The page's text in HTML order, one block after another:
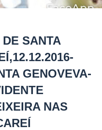
SANTA
GENOVEVA-
NAS